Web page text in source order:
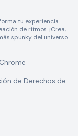
tu experiencia
de ritmos. ¡Crea,
spunky del universo
de Derechos de